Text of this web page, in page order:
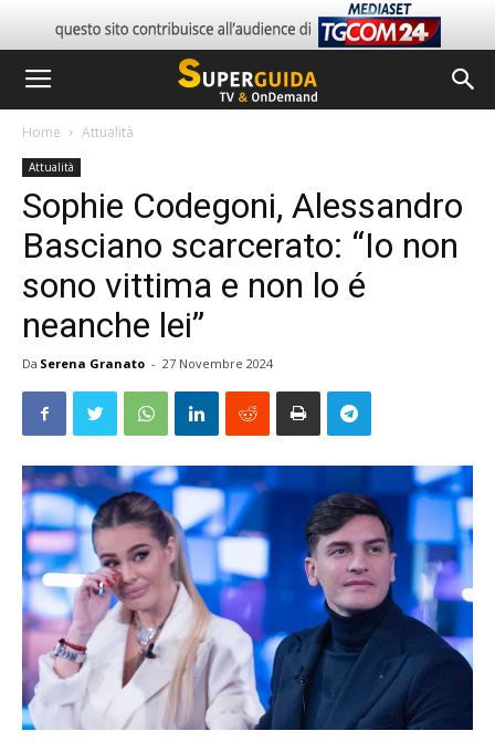
Home Attualità
Attualità
Sophie Codegoni, Alessandro
Basciano scarcerato: “Io non
sono vittima e non lo é
neanche lei”
Da Serena Granato - 27 Novembre 2024